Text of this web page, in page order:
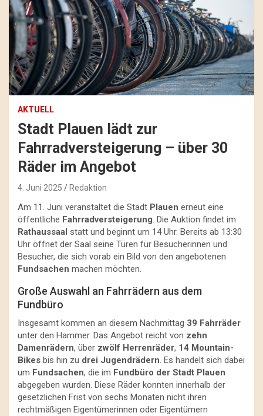
AKTUELL
Stadt Plauen lädt zur
Fahrradversteigerung – über 30
Räder im Angebot
4. Juni 2025 Redaktion
Am 11. Juni veranstaltet die Stadt Plauen erneut eine
öffentliche Fahrradversteigerung. Die Auktion findet im
Rathaussaal statt und beginnt um 14 Uhr. Bereits ab 13:30
Uhr öffnet der Saal seine Türen für Besucherinnen und
Besucher, die sich vorab ein Bild von den angebotenen
Fundsachen machen möchten.
Große Auswahl an Fahrrädern aus dem
Fundbüro
Insgesamt kommen an diesem Nachmittag 39 Fahrräder
unter den Hammer. Das Angebot reicht von zehn
Damenrädern, über zwölf Herrenräder, 14 Mountain-
Bikes bis hin zu drei Jugendrädern. Es handelt sich dabei
um Fundsachen, die im Fundbüro der Stadt Plauen
abgegeben wurden. Diese Räder konnten innerhalb der
gesetzlichen Frist von sechs Monaten nicht ihren
rechtmäßigen Eigentümerinnen oder Eigentümern